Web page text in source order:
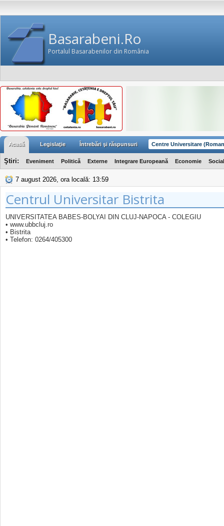
Basarabeni.Ro
Portalul Basarabenilor din România
Acasă Legislaţie Întrebări şi răspunsuri Centre Universitare
Ştiri: Eveniment Politică Externe Integrare Europeană Economie Social
7 august 2026, ora locală: 13:59
Centrul Universitar Bistrita
UNIVERSITATEA BABES-BOLYAI DIN CLUJ-NAPOCA - COLEGIU
• www.ubbcluj.ro
• Bistrita
• Telefon: 0264/405300